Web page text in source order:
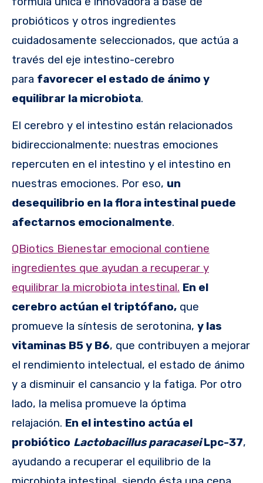
probióticos y otros ingredientes
cuidadosamente seleccionados, que actúa a
través del eje intestino-cerebro
para favorecer el estado de ánimo y
equilibrar la microbiota.
El cerebro y el intestino están relacionados
bidireccionalmente: nuestras emociones
repercuten en el intestino y el intestino en
nuestras emociones. Por eso, un
desequilibrio en la flora intestinal puede
afectarnos emocionalmente.
QBiotics Bienestar emocional contiene
ingredientes que ayudan a recuperar y
equilibrar la microbiota intestinal. En el
cerebro actúan el triptófano, que
promueve la síntesis de serotonina, y las
vitaminas B5 y B6, que contribuyen a mejorar
el rendimiento intelectual, el estado de ánimo
y a disminuir el cansancio y la fatiga. Por otro
lado, la melisa promueve la óptima
relajación. En el intestino actúa el
probiótico Lactobacillus paracaseiLpc-37,
ayudando a recuperar el equilibrio de la